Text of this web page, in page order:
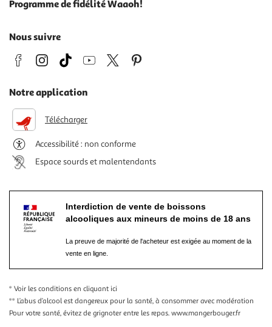
Programme de fidélité Waaoh!
Nous suivre
Notre application
Télécharger
Accessibilité : non conforme
Espace sourds et malentendants
Interdiction de vente de boissons
alcooliques aux mineurs de moins de 18 ans
La preuve de majorité de l'acheteur est exigée au moment de la
vente en ligne.
* Voir les conditions en cliquant ici
** L’abus d’alcool est dangereux pour la santé, à consommer avec modération
Pour votre santé, évitez de grignoter entre les repas. www.mangerbouger.fr